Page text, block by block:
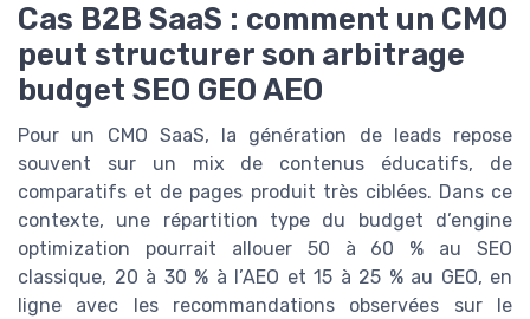
Cas B2B SaaS : comment un CMO
peut structurer son arbitrage
budget SEO GEO AEO
Pour un CMO SaaS, la génération de leads repose
souvent sur un mix de contenus éducatifs, de
comparatifs et de pages produit très ciblées. Dans ce
contexte, une répartition type du budget d’engine
optimization pourrait allouer 50 à 60 % au SEO
classique, 20 à 30 % à l’AEO et 15 à 25 % au GEO, en
ligne avec les recommandations observées sur le